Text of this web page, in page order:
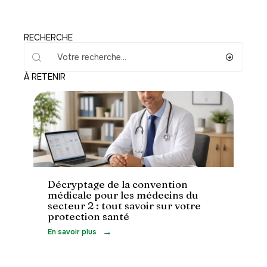
RECHERCHE
À RETENIR
Santé
Décryptage de la convention
médicale pour les médecins du
secteur 2 : tout savoir sur votre
protection santé
En savoir plus